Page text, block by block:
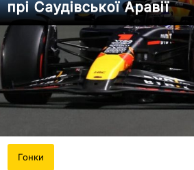
прі Саудівської Аравії
Гонки